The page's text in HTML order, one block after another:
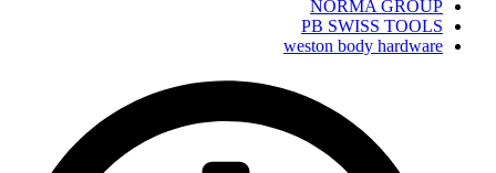
NORMA GROUP
PB SWISS TOOLS
weston body hardware